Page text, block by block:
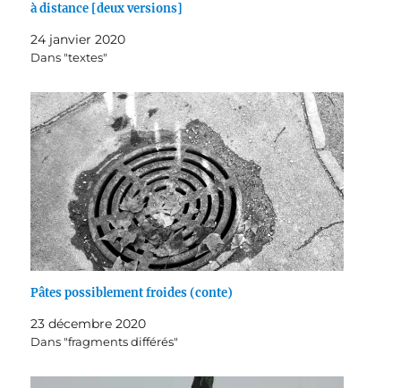
à distance [deux versions]
24 janvier 2020
Dans "textes"
Pâtes possiblement froides (conte)
23 décembre 2020
Dans "fragments différés"